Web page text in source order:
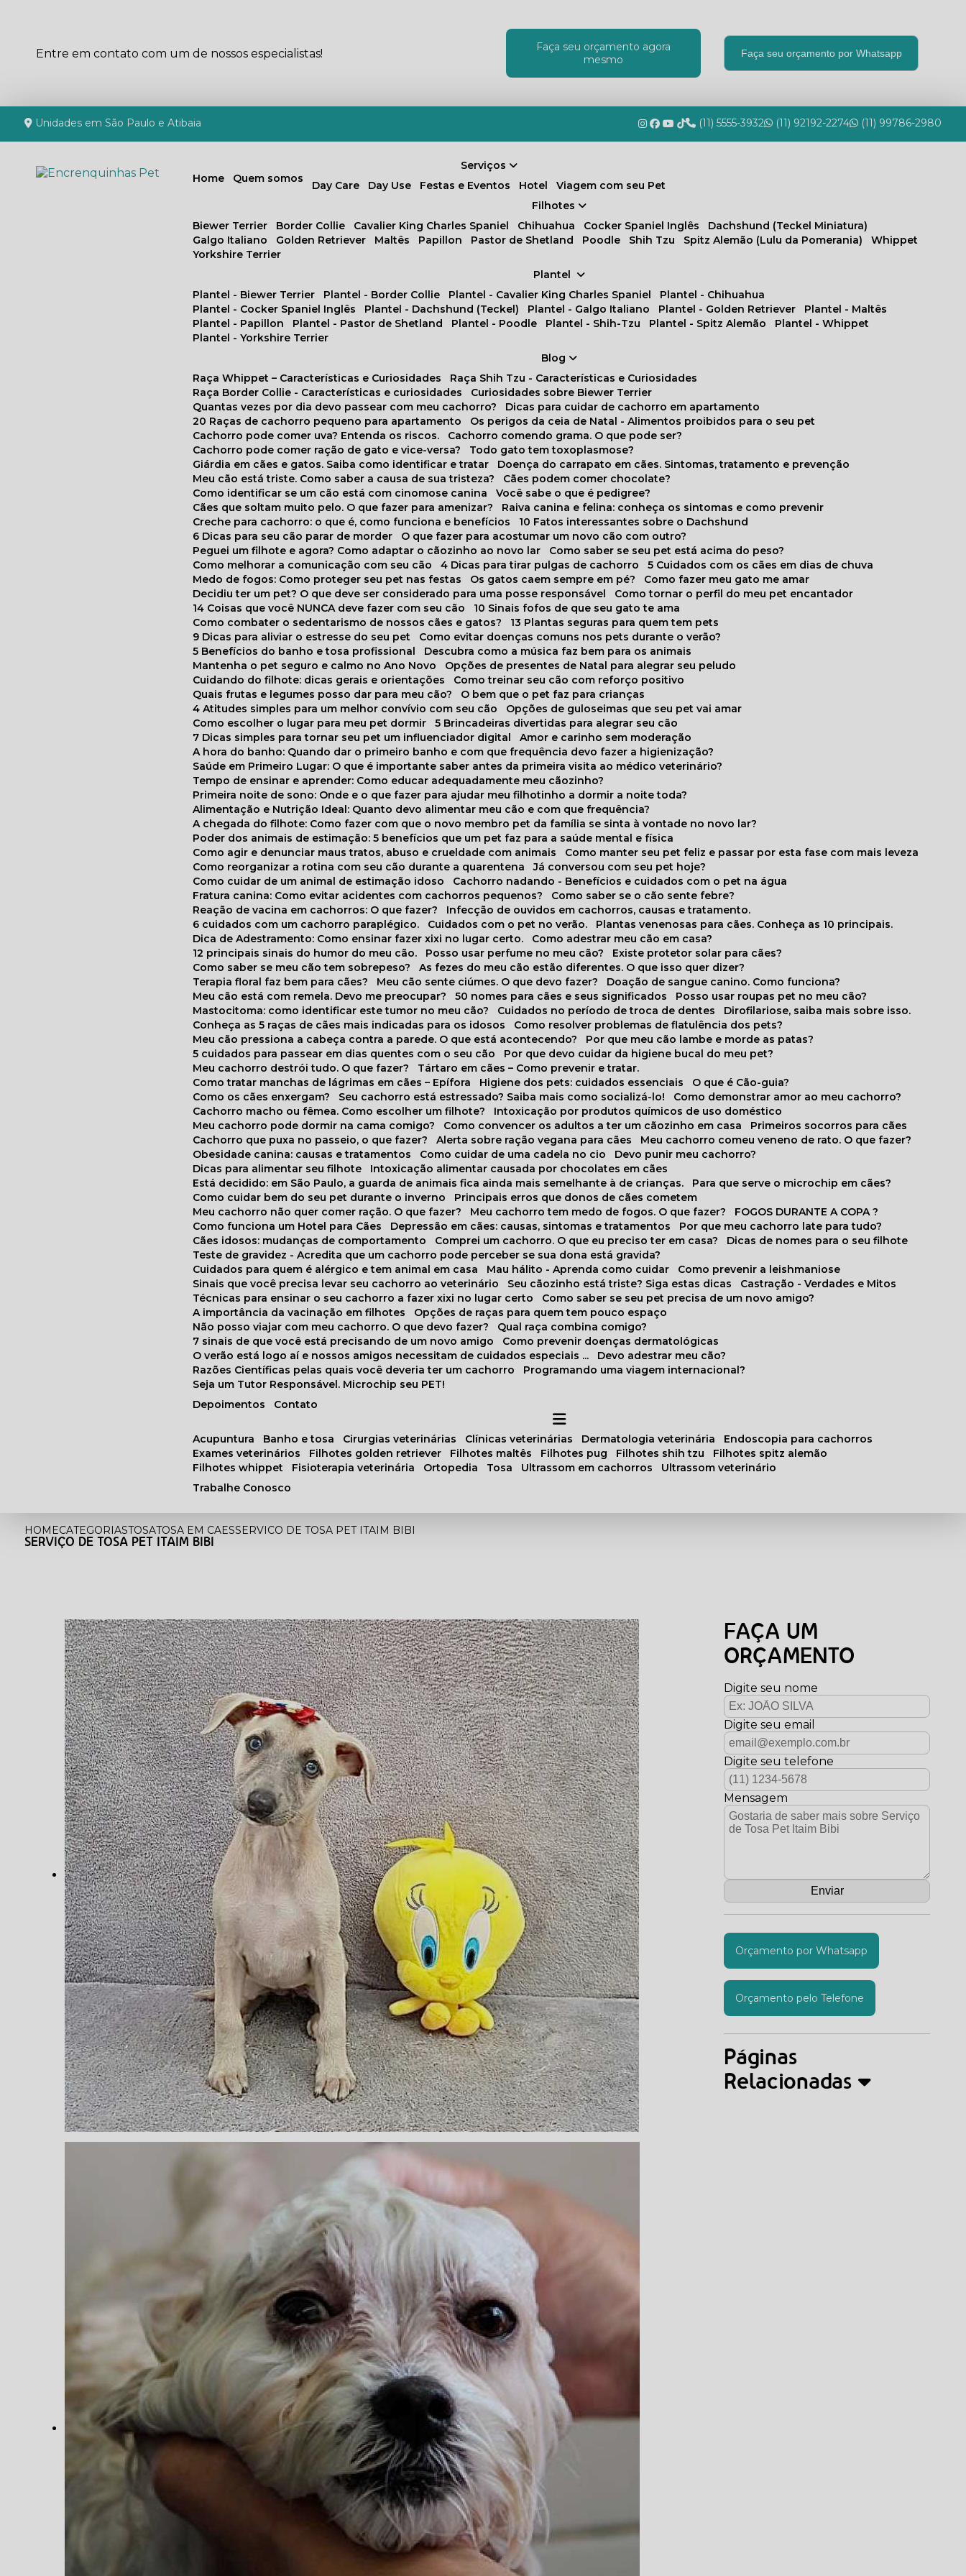
Entre em contato com um de nossos especialistas!
Faça seu orçamento agora
mesmo
Faça seu orçamento por Whatsapp
Unidades em São Paulo e Atibaia (11) 5555-3932 (11) 92192-2274 (11) 99786-2980
Home Quem somos
Depoimentos
Plantel
Plantel - Biewer Terrier
Plantel - Border Collie Plantel - Cavalier King Charles Spaniel
Plantel - Chihuahua
Plantel - Cocker Spaniel Inglês
Plantel - Dachshund (Teckel) Plantel - Galgo Italiano Plantel - Golden Retriever
Plantel - Maltês
Plantel - Papillon
Plantel - Pastor de Shetland Plantel - Poodle Plantel - Shih-Tzu Plantel - Spitz Alemão
Plantel - Whippet
Plantel - Yorkshire Terrier
Blog
Raça Whippet – Características e Curiosidades
Raça Shih Tzu - Características e Curiosidades
Raça Border Collie - Características e curiosidades
Curiosidades sobre Biewer Terrier
Quantas vezes por dia devo passear com meu cachorro?
Dicas para cuidar de cachorro em apartamento
20 Raças de cachorro pequeno para apartamento
Os perigos da ceia de Natal - Alimentos proibidos para o seu pet
Cachorro pode comer uva? Entenda os riscos.
Cachorro comendo grama. O que pode ser?
Cachorro pode comer ração de gato e vice-versa?
Todo gato tem toxoplasmose?
Giárdia em cães e gatos. Saiba como identificar e tratar
Doença do carrapato em cães. Sintomas, tratamento e prevenção
Meu cão está triste. Como saber a causa de sua tristeza?
Cães podem comer chocolate?
Como identificar se um cão está com cinomose canina
Você sabe o que é pedigree?
Cães que soltam muito pelo. O que fazer para amenizar?
Raiva canina e felina: conheça os sintomas e como prevenir
Creche para cachorro: o que é, como funciona e benefícios
10 Fatos interessantes sobre o Dachshund
6 Dicas para seu cão parar de morder
O que fazer para acostumar um novo cão com outro?
Peguei um filhote e agora? Como adaptar o cãozinho ao novo lar
Como saber se seu pet está acima do peso?
Como melhorar a comunicação com seu cão
4 Dicas para tirar pulgas de cachorro
5 Cuidados com os cães em dias de chuva
Medo de fogos: Como proteger seu pet nas festas
Os gatos caem sempre em pé?
Como fazer meu gato me amar
Decidiu ter um pet? O que deve ser considerado para uma posse responsável
Como tornar o perfil do meu pet encantador
14 Coisas que você NUNCA deve fazer com seu cão
10 Sinais fofos de que seu gato te ama
Como combater o sedentarismo de nossos cães e gatos?
13 Plantas seguras para quem tem pets
9 Dicas para aliviar o estresse do seu pet
Como evitar doenças comuns nos pets durante o verão?
5 Benefícios do banho e tosa profissional
Descubra como a música faz bem para os animais
Mantenha o pet seguro e calmo no Ano Novo
Opções de presentes de Natal para alegrar seu peludo
Cuidando do filhote: dicas gerais e orientações
Como treinar seu cão com reforço positivo
Quais frutas e legumes posso dar para meu cão?
O bem que o pet faz para crianças
4 Atitudes simples para um melhor convívio com seu cão
Opções de guloseimas que seu pet vai amar
Como escolher o lugar para meu pet dormir
5 Brincadeiras divertidas para alegrar seu cão
7 Dicas simples para tornar seu pet um influenciador digital
Amor e carinho sem moderação
A hora do banho: Quando dar o primeiro banho e com que frequência devo fazer a higienização?
Saúde em Primeiro Lugar: O que é importante saber antes da primeira visita ao médico veterinário?
Tempo de ensinar e aprender: Como educar adequadamente meu cãozinho?
Primeira noite de sono: Onde e o que fazer para ajudar meu filhotinho a dormir a noite toda?
Alimentação e Nutrição Ideal: Quanto devo alimentar meu cão e com que frequência?
A chegada do filhote: Como fazer com que o novo membro pet da família se sinta à vontade no novo lar?
Poder dos animais de estimação: 5 benefícios que um pet faz para a saúde mental e física
Como agir e denunciar maus tratos, abuso e crueldade com animais
Como manter seu pet feliz e passar por esta fase com mais leveza
Como reorganizar a rotina com seu cão durante a quarentena
Já conversou com seu pet hoje?
Como cuidar de um animal de estimação idoso
Cachorro nadando - Benefícios e cuidados com o pet na água
Fratura canina: Como evitar acidentes com cachorros pequenos?
Como saber se o cão sente febre?
Reação de vacina em cachorros: O que fazer?
Infecção de ouvidos em cachorros, causas e tratamento.
6 cuidados com um cachorro paraplégico.
Cuidados com o pet no verão.
Plantas venenosas para cães. Conheça as 10 principais.
Dica de Adestramento: Como ensinar fazer xixi no lugar certo.
Como adestrar meu cão em casa?
12 principais sinais do humor do meu cão.
Posso usar perfume no meu cão?
Existe protetor solar para cães?
Como saber se meu cão tem sobrepeso?
As fezes do meu cão estão diferentes. O que isso quer dizer?
Terapia floral faz bem para cães?
Meu cão sente ciúmes. O que devo fazer?
Doação de sangue canino. Como funciona?
Meu cão está com remela. Devo me preocupar?
50 nomes para cães e seus significados
Posso usar roupas pet no meu cão?
Mastocitoma: como identificar este tumor no meu cão?
Cuidados no período de troca de dentes
Dirofilariose, saiba mais sobre isso.
Conheça as 5 raças de cães mais indicadas para os idosos
Como resolver problemas de flatulência dos pets?
Meu cão pressiona a cabeça contra a parede. O que está acontecendo?
Por que meu cão lambe e morde as patas?
5 cuidados para passear em dias quentes com o seu cão
Por que devo cuidar da higiene bucal do meu pet?
Meu cachorro destrói tudo. O que fazer?
Tártaro em cães – Como prevenir e tratar.
Como tratar manchas de lágrimas em cães – Epífora
Higiene dos pets: cuidados essenciais
O que é Cão-guia?
Como os cães enxergam?
Seu cachorro está estressado? Saiba mais como socializá-lo!
Como demonstrar amor ao meu cachorro?
Cachorro macho ou fêmea. Como escolher um filhote?
Intoxicação por produtos químicos de uso doméstico
Meu cachorro pode dormir na cama comigo?
Como convencer os adultos a ter um cãozinho em casa
Primeiros socorros para cães
Cachorro que puxa no passeio, o que fazer?
Alerta sobre ração vegana para cães
Meu cachorro comeu veneno de rato. O que fazer?
Obesidade canina: causas e tratamentos
Como cuidar de uma cadela no cio
Devo punir meu cachorro?
Dicas para alimentar seu filhote
Intoxicação alimentar causada por chocolates em cães
Está decidido: em São Paulo, a guarda de animais fica ainda mais semelhante à de crianças.
Para que serve o microchip em cães?
Como cuidar bem do seu pet durante o inverno
Principais erros que donos de cães cometem
Meu cachorro não quer comer ração. O que fazer?
Meu cachorro tem medo de fogos. O que fazer?
FOGOS DURANTE A COPA ?
Como funciona um Hotel para Cães
Depressão em cães: causas, sintomas e tratamentos
Por que meu cachorro late para tudo?
Cães idosos: mudanças de comportamento
Comprei um cachorro. O que eu preciso ter em casa?
Dicas de nomes para o seu filhote
Teste de gravidez - Acredita que um cachorro pode perceber se sua dona está gravida?
Cuidados para quem é alérgico e tem animal em casa
Mau hálito - Aprenda como cuidar
Como prevenir a leishmaniose
Sinais que você precisa levar seu cachorro ao veterinário
Seu cãozinho está triste? Siga estas dicas
Castração - Verdades e Mitos
Técnicas para ensinar o seu cachorro a fazer xixi no lugar certo
Como saber se seu pet precisa de um novo amigo?
A importância da vacinação em filhotes
Opções de raças para quem tem pouco espaço
Não posso viajar com meu cachorro. O que devo fazer?
Qual raça combina comigo?
7 sinais de que você está precisando de um novo amigo
Como prevenir doenças dermatológicas
O verão está logo aí e nossos amigos necessitam de cuidados especiais ...
Devo adestrar meu cão?
Razões Científicas pelas quais você deveria ter um cachorro
Programando uma viagem internacional?
Seja um Tutor Responsável. Microchip seu PET!
Serviços
Day Care
Day Use Festas e Eventos Hotel
Viagem com seu Pet
Filhotes
Biewer Terrier
Border Collie Cavalier King Charles Spaniel Chihuahua Cocker Spaniel Inglês
Dachshund (Teckel Miniatura)
Galgo Italiano
Golden Retriever Maltês Papillon Pastor de Shetland Poodle Shih Tzu Spitz Alemão (Lulu da Pomerania)
Whippet
Yorkshire Terrier
Contato
acupuntura banho e tosa cirurgias veterinárias clínicas veterinárias dermatologia veterinária
endoscopia para cachorros
exames veterinários
filhotes golden retriever filhotes maltês filhotes pug filhotes shih tzu
filhotes spitz alemão
filhotes whippet
fisioterapia veterinária ortopedia tosa ultrassom em cachorros
ultrassom veterinário
Trabalhe Conosco
HOMECATEGORIASTOSATOSA EM CAESSERVICO DE TOSA PET ITAIM BIBI
SERVIÇO DE TOSA PET ITAIM BIBI
FAÇA UM
ORÇAMENTO
Digite seu nome
Digite seu email
Digite seu telefone
Mensagem
Orçamento por Whatsapp
Orçamento pelo Telefone
Páginas
Relacionadas